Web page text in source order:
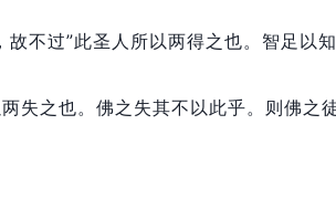
故不过”此圣人所以两得之也。 智足以
失之也。 佛之失其不以此乎。 则佛之